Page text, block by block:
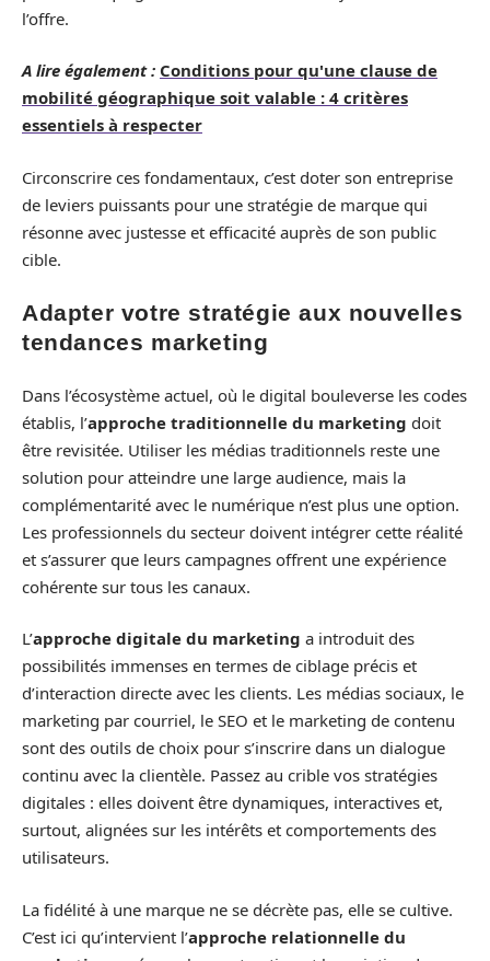
l’offre.
A lire également : Conditions pour qu'une clause de
mobilité géographique soit valable : 4 critères
essentiels à respecter
Circonscrire ces fondamentaux, c’est doter son entreprise
de leviers puissants pour une stratégie de marque qui
résonne avec justesse et efficacité auprès de son public
cible.
Adapter votre stratégie aux nouvelles
tendances marketing
Dans l’écosystème actuel, où le digital bouleverse les codes
établis, l’approche traditionnelle du marketing doit
être revisitée. Utiliser les médias traditionnels reste une
solution pour atteindre une large audience, mais la
complémentarité avec le numérique n’est plus une option.
Les professionnels du secteur doivent intégrer cette réalité
et s’assurer que leurs campagnes offrent une expérience
cohérente sur tous les canaux.
L’approche digitale du marketing a introduit des
possibilités immenses en termes de ciblage précis et
d’interaction directe avec les clients. Les médias sociaux, le
marketing par courriel, le SEO et le marketing de contenu
sont des outils de choix pour s’inscrire dans un dialogue
continu avec la clientèle. Passez au crible vos stratégies
digitales : elles doivent être dynamiques, interactives et,
surtout, alignées sur les intérêts et comportements des
utilisateurs.
La fidélité à une marque ne se décrète pas, elle se cultive.
C’est ici qu’intervient l’approche relationnelle du